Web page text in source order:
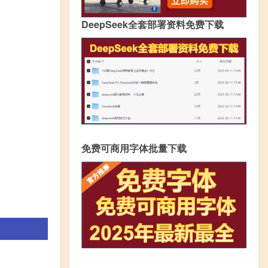
DeepSeek全套部署资料免费下载
免费可商用字体批量下载